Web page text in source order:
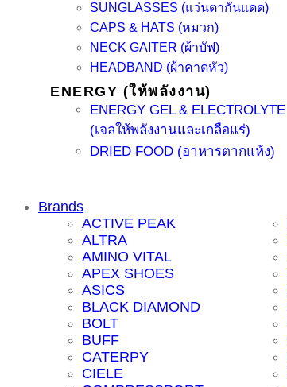
SUNGLASSES (แว่นตากันแดด)
CAPS & HATS (หมวก)
NECK GAITER (ผ้าบัฟ)
HEADBAND (ผ้าคาดหัว)
ENERGY (ให้พลังงาน)
ENERGY GEL & ELECTROLYTE
(เจลให้พลังงานและเกลือแร่)
DRIED FOOD (อาหารตากแห้ง)
Brands
ACTIVE PEAK
ALTRA
AMINO VITAL
APEX SHOES
ASICS
BLACK DIAMOND
BOLT
BUFF
CATERPY
CIELE